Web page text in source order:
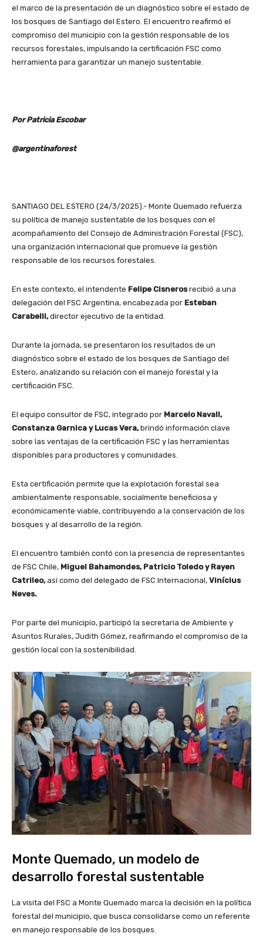
el marco de la presentación de un diagnóstico sobre el estado de
los bosques de Santiago del Estero. El encuentro reafirmó el
compromiso del municipio con la gestión responsable de los
recursos forestales, impulsando la certificación FSC como
herramienta para garantizar un manejo sustentable.
Por Patricia Escobar
@argentinaforest
SANTIAGO DEL ESTERO (24/3/2025).- Monte Quemado refuerza
su política de manejo sustentable de los bosques con el
acompañamiento del Consejo de Administración Forestal (FSC),
una organización internacional que promueve la gestión
responsable de los recursos forestales.
En este contexto, el intendente Felipe Cisnerosrecibió a una
delegación del FSC Argentina, encabezada por Esteban
Carabelli,director ejecutivo de la entidad.
Durante la jornada, se presentaron los resultados de un
diagnóstico sobre el estado de los bosques de Santiago del
Estero, analizando su relación con el manejo forestal y la
certificación FSC.
El equipo consultor de FSC, integrado por Marcelo Navall,
Constanza Garnica y Lucas Vera,brindó información clave
sobre las ventajas de la certificación FSC y las herramientas
disponibles para productores y comunidades.
Esta certificación permite que la explotación forestal sea
ambientalmente responsable, socialmente beneficiosa y
económicamente viable, contribuyendo a la conservación de los
bosques y al desarrollo de la región.
El encuentro también contó con la presencia de representantes
de FSC Chile, Miguel Bahamondes, Patricio Toledo y Rayen
Catrileo,así como del delegado de FSC Internacional, Vinícius
Neves.
Por parte del municipio, participó la secretaria de Ambiente y
Asuntos Rurales, Judith Gómez, reafirmando el compromiso de la
gestión local con la sostenibilidad.
Monte Quemado, un modelo de
desarrollo forestal sustentable
La visita del FSC a Monte Quemado marca la decisión en la política
forestal del municipio, que busca consolidarse como un referente
en manejo responsable de los bosques.